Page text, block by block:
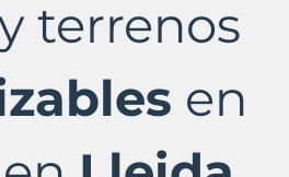
terrenos
en